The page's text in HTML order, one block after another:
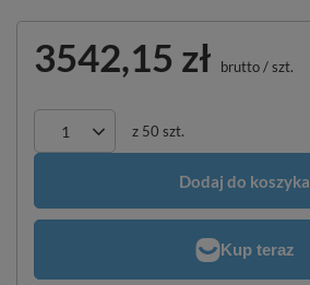
3542,15 zł brutto/szt.
z 50 szt.
Dodaj do koszyka